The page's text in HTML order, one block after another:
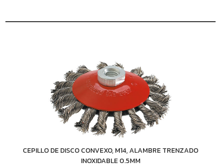
CEPILLO DE DISCO CONVEXO, M14, ALAMBRE TRENZADO
INOXIDABLE 0.5MM